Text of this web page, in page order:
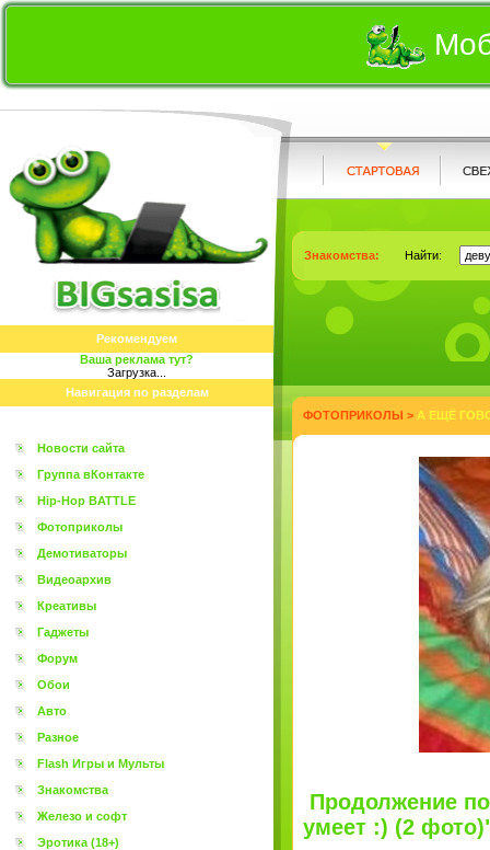
Рекомендуем
Ваша реклама тут?
Загрузка...
Навигация по разделам
Новости сайта
Группа вКонтакте
Hip-Hop BATTLE
Фотоприколы
Демотиваторы
Видеоархив
Креативы
Гаджеты
Форум
Обои
Авто
Разное
Flash Игры и Мульты
Знакомства
Железо и софт
Эротика (18+)
Знакомства: Найти:
ФОТОПРИКОЛЫ > А ЕЩЁ
Продолжение
умеет :) (2